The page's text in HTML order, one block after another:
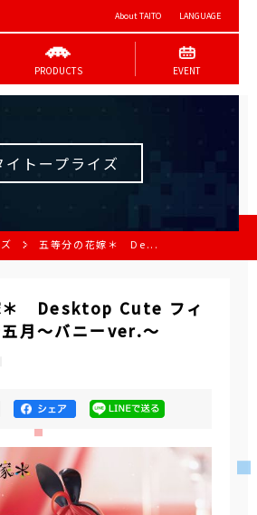
About TAITO LANGUAGE
PRODUCTS EVENT
イトープライズ
五等分の花嫁＊ De...
＊ Desktop Cute フィ
月～バニーver.～